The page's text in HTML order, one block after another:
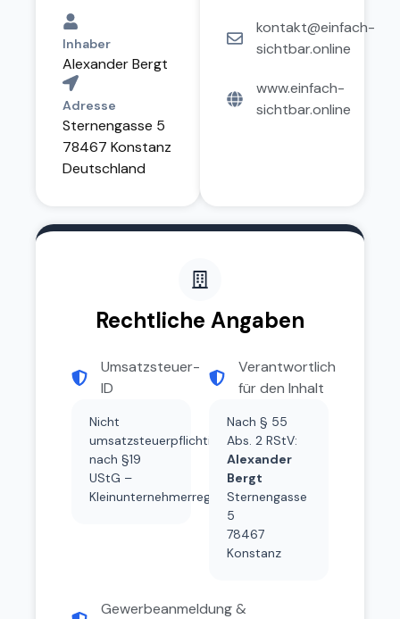
Inhaber
Alexander Bergt
Adresse
Sternengasse 5
78467 Konstanz
Deutschland
kontakt@einfach-
sichtbar.online
www.einfach-
sichtbar.online
Rechtliche Angaben
Umsatzsteuer-
ID
Nicht
umsatzsteuerpflichtig
nach §19
UStG –
Kleinunternehmerregelung
Verantwortlich
für den Inhalt
Nach § 55
Abs. 2 RStV:
Alexander
Bergt
Sternengasse
5
78467
Konstanz
Gewerbeanmeldung &